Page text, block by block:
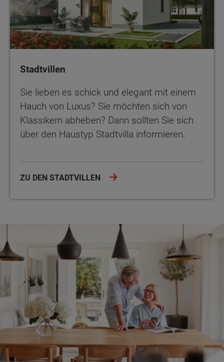
Stadtvillen
Sie lieben es schick und elegant mit einem
Hauch von Luxus? Sie möchten sich von
Klassikern abheben? Dann sollten Sie sich
über den Haustyp Stadtvilla informieren.
ZU DEN STADTVILLEN